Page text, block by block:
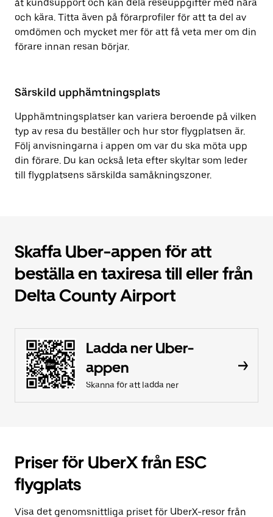
åt kundsupport och kan dela reseuppgifter med nära
och kära. Titta även på förarprofiler för att ta del av
omdömen och mycket mer för att få veta mer om din
förare innan resan börjar.
Särskild upphämtningsplats
Upphämtningsplatser kan variera beroende på vilken
typ av resa du beställer och hur stor flygplatsen är.
Följ anvisningarna i appen om var du ska möta upp
din förare. Du kan också leta efter skyltar som leder
till flygplatsens särskilda samåkningszoner.
Skaffa Uber-appen för att
beställa en taxiresa till eller från
Delta County Airport
Ladda ner Uber-
appen
Skanna för att ladda ner
Priser för UberX från ESC
flygplats
Visa det genomsnittliga priset för UberX-resor från